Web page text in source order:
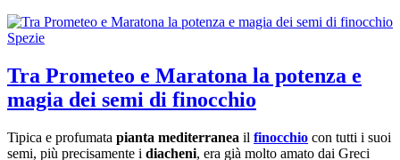
Spezie
Tra Prometeo e Maratona la potenza e
magia dei semi di finocchio
Tipica e profumata pianta mediterranea il finocchio con tutti i suoi
semi, più precisamente i diacheni, era già molto amato dai Greci